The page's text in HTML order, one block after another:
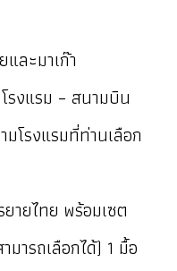
ละมาเก๊า
รงแรม – สนามบิน
โรงแรมที่ท่านเลือก
ายไทย พร้อมเซต
มารถเลือกได้) 1 มื้อ